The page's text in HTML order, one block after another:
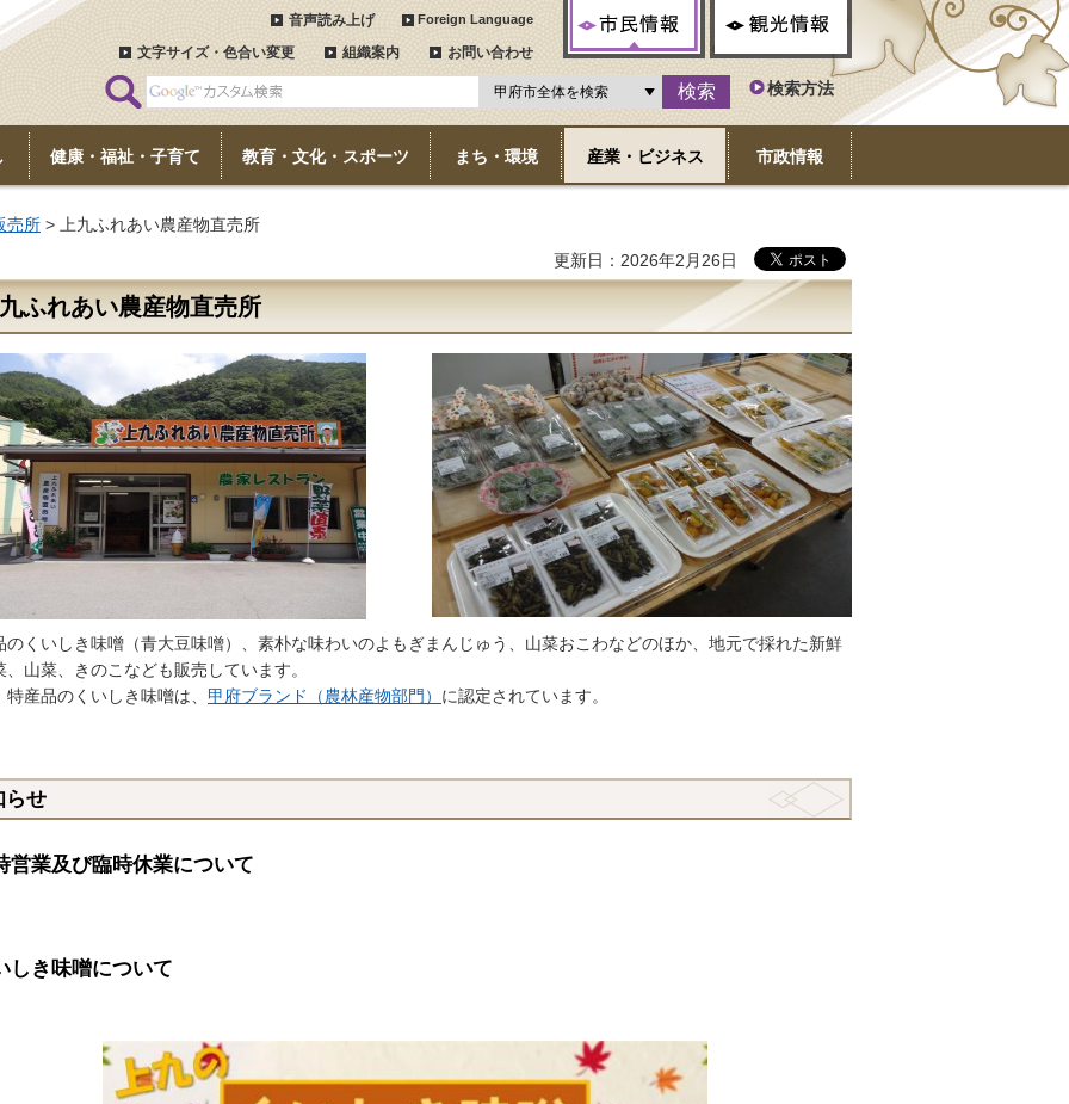
音声読み上げ Foreign Language
文字サイズ・色合い変更 組織案内 お問い合わせ
検索方法
健康・福祉・子育て 教育・文化・スポーツ まち・環境 産業・ビジネス 市政情報
売所 > 上九ふれあい農産物直売所
更新日：2026年2月26日
ふれあい農産物直売所
のくいしき味噌（青大豆味噌）、素朴な味わいのよもぎまんじゅう、山菜おこわなどのほか、地元で採れた新鮮
、山菜、きのこなども販売しています。
特産品のくいしき味噌は、 甲府ブランド（農林産物部門） に認定されています。
らせ
営業及び臨時休業について
しき味噌について